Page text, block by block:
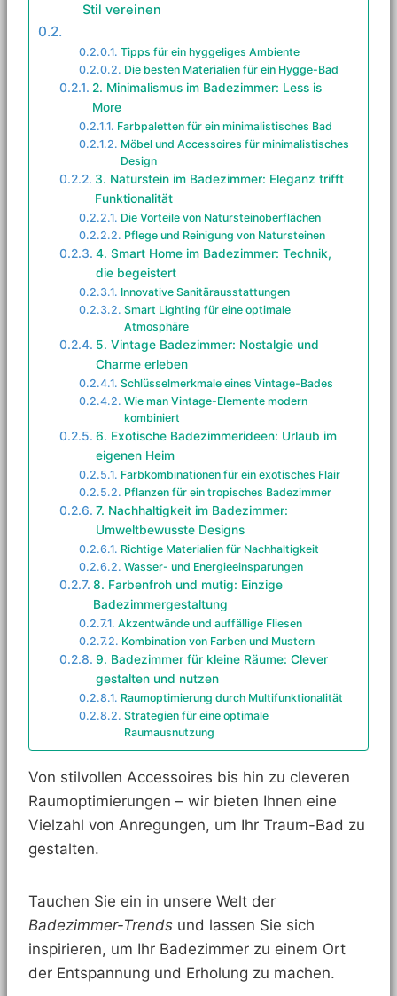
Stil vereinen
Tipps für ein hyggeliges Ambiente
Die besten Materialien für ein Hygge-Bad
2. Minimalismus im Badezimmer: Less is
More
Farbpaletten für ein minimalistisches Bad
Möbel und Accessoires für minimalistisches
Design
3. Naturstein im Badezimmer: Eleganz trifft
Funktionalität
Die Vorteile von Natursteinoberflächen
Pflege und Reinigung von Natursteinen
4. Smart Home im Badezimmer: Technik,
die begeistert
Innovative Sanitärausstattungen
Smart Lighting für eine optimale
Atmosphäre
5. Vintage Badezimmer: Nostalgie und
Charme erleben
Schlüsselmerkmale eines Vintage-Bades
Wie man Vintage-Elemente modern
kombiniert
6. Exotische Badezimmerideen: Urlaub im
eigenen Heim
Farbkombinationen für ein exotisches Flair
Pflanzen für ein tropisches Badezimmer
7. Nachhaltigkeit im Badezimmer:
Umweltbewusste Designs
Richtige Materialien für Nachhaltigkeit
Wasser- und Energieeinsparungen
8. Farbenfroh und mutig: Einzige
Badezimmergestaltung
Akzentwände und auffällige Fliesen
Kombination von Farben und Mustern
9. Badezimmer für kleine Räume: Clever
gestalten und nutzen
Raumoptimierung durch Multifunktionalität
Strategien für eine optimale
Raumausnutzung
Von stilvollen Accessoires bis hin zu cleveren
Raumoptimierungen – wir bieten Ihnen eine
Vielzahl von Anregungen, um Ihr Traum-Bad zu
gestalten.
Tauchen Sie ein in unsere Welt der
Badezimmer-Trends und lassen Sie sich
inspirieren, um Ihr Badezimmer zu einem Ort
der Entspannung und Erholung zu machen.